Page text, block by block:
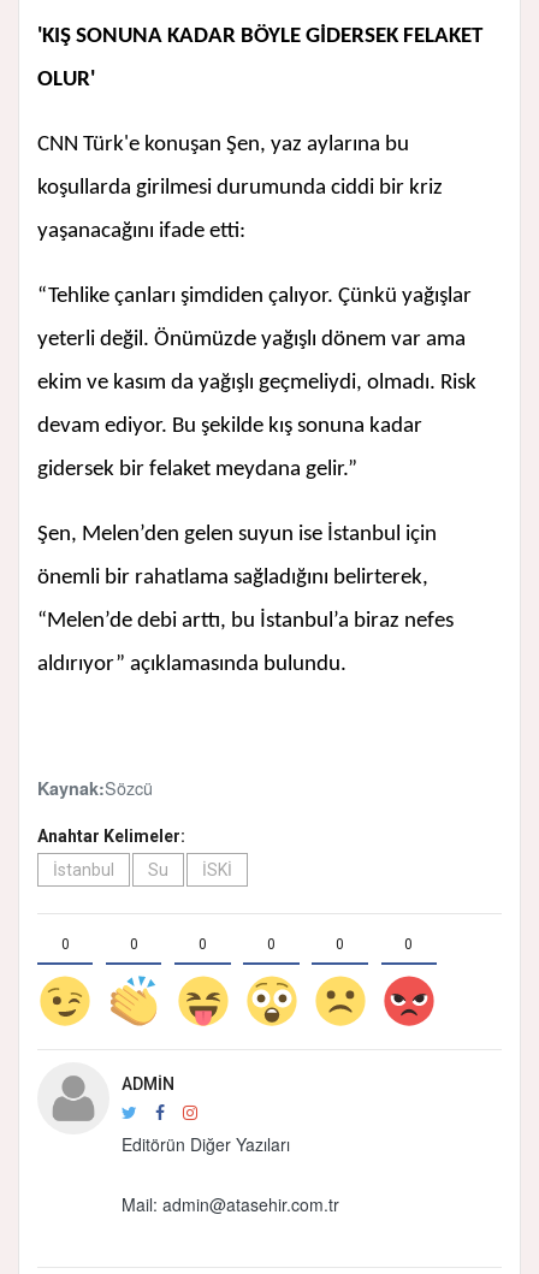
'KIŞ SONUNA KADAR BÖYLE GİDERSEK FELAKET
OLUR'
CNN Türk'e konuşan Şen, yaz aylarına bu
koşullarda girilmesi durumunda ciddi bir kriz
yaşanacağını ifade etti:
“Tehlike çanları şimdiden çalıyor. Çünkü yağışlar
yeterli değil. Önümüzde yağışlı dönem var ama
ekim ve kasım da yağışlı geçmeliydi, olmadı. Risk
devam ediyor. Bu şekilde kış sonuna kadar
gidersek bir felaket meydana gelir.”
Şen, Melen’den gelen suyun ise İstanbul için
önemli bir rahatlama sağladığını belirterek,
“Melen’de debi arttı, bu İstanbul’a biraz nefes
aldırıyor” açıklamasında bulundu.
Kaynak:Sözcü
Anahtar Kelimeler:
İstanbul
Su İSKİ
0 0 0 0 0 0
ADMIN
Editörün Diğer Yazıları
Mail: admin@atasehir.com.tr